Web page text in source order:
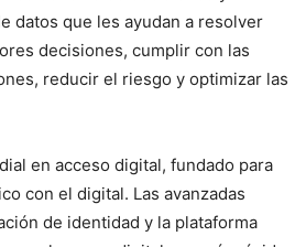
datos que les ayudan a resolver
decisiones, cumplir con las
reducir el riesgo y optimizar las
en acceso digital, fundado para
con el digital. Las avanzadas
de identidad y la plataforma